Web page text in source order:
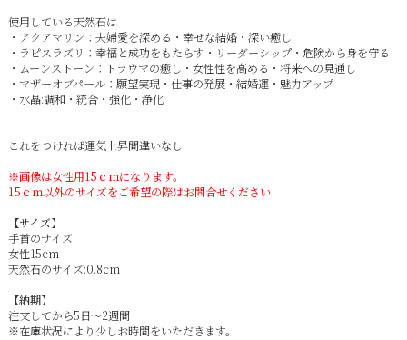
使用している天然石は
・アクアマリン：夫婦愛を深める・幸せな結婚・深い癒し
・ラピスラズリ：幸福と成功をもたらす・リーダーシップ・危険から身を守る
・ムーンストーン：トラウマの癒し・女性性を高める・将来への見通し
・マザーオブパール：願望実現・仕事の発展・結婚運・魅力アップ
・水晶:調和・統合・強化・浄化
これをつければ運気上昇間違いなし!
※画像は女性用15ｃｍになります。
15ｃｍ以外のサイズをご希望の際はお問合せください
【サイズ】
手首のサイズ:
女性15cm
天然石のサイズ:0.8cm
【納期】
注文してから5日～2週間
※在庫状況により少しお時間をいただきます。